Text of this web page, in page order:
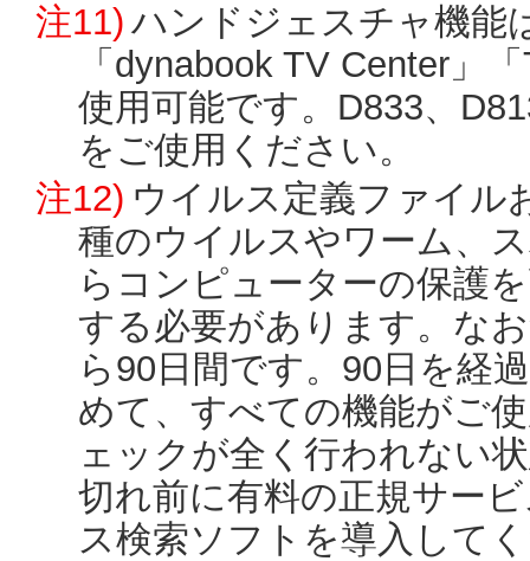
注11) ハンドジェスチャ機能
「dynabook TV Center」
使用可能です。D833、
をご使用ください。
注12) ウイルス定義ファイル
種のウイルスやワーム、
らコンピューターの保護
する必要があります。な
ら90日間です。90日を経
めて、すべての機能がご
ェックが全く行われない
切れ前に有料の正規サー
ス検索ソフトを導入して